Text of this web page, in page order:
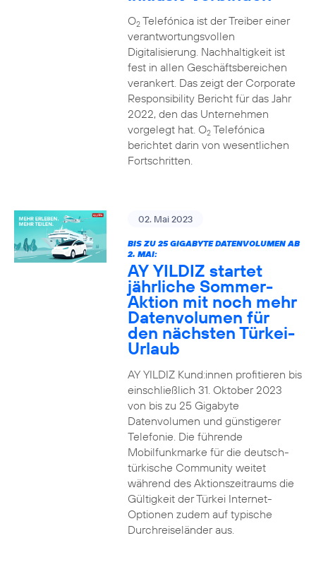
O2Telefónica ist der Treiber einer
verantwortungsvollen
Digitalisierung. Nachhaltigkeit ist
fest in allen Geschäftsbereichen
verankert. Das zeigt der Corporate
Responsibility Bericht für das Jahr
2022, den das Unternehmen
vorgelegt hat. O2Telefónica
berichtet darin von wesentlichen
Fortschritten.
02. Mai 2023
BIS ZU 25 GIGABYTE DATENVOLUMEN AB
2. MAI:
AY YILDIZ startet
jährliche Sommer-
Aktion mit noch mehr
Datenvolumen für
den nächsten Türkei-
Urlaub
AY YILDIZ Kund:innen profitieren bis
einschließlich 31. Oktober 2023
von bis zu 25 Gigabyte
Datenvolumen und günstigerer
Telefonie. Die führende
Mobilfunkmarke für die deutsch-
türkische Community weitet
während des Aktionszeitraums die
Gültigkeit der Türkei Internet-
Optionen zudem auf typische
Durchreiseländer aus.